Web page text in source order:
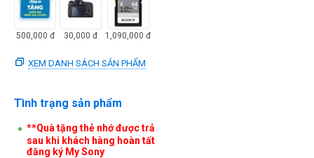
500,000 đ 30,000 đ 1,090,000 đ
XEM DANH SÁCH SẢN PHẨM
Tình trạng sản phẩm
**Quà tặng thẻ nhớ được trả
sau khi khách hàng hoàn tất
đăng ký My Sony